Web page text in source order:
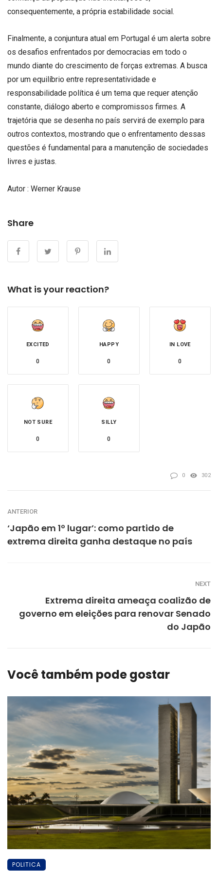
consequentemente, a própria estabilidade social.
Finalmente, a conjuntura atual em Portugal é um alerta sobre
os desafios enfrentados por democracias em todo o
mundo diante do crescimento de forças extremas. A busca
por um equilíbrio entre representatividade e
responsabilidade política é um tema que requer atenção
constante, diálogo aberto e compromissos firmes. A
trajetória que se desenha no país servirá de exemplo para
outros contextos, mostrando que o enfrentamento dessas
questões é fundamental para a manutenção de sociedades
livres e justas.
Autor : Werner Krause
Share
What is your reaction?
EXCITED
0
HAPPY
0
IN LOVE
0
NOT SURE
0
SILLY
0
0 302
ANTERIOR
‘Japão em 1º lugar’: como partido de
extrema direita ganha destaque no país
NEXT
Extrema direita ameaça coalizão de
governo em eleições para renovar Senado
do Japão
Você também pode gostar
POLITICA